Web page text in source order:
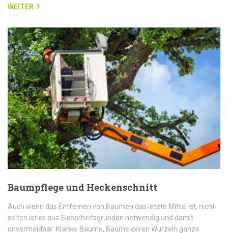
WEITER
Baumpflege und Heckenschnitt
Auch wenn das Entfernen von Bäumen das letzte Mittel ist, nicht
selten ist es aus Sicherheitsgründen notwendig und damit
unvermeidbar. Kranke Bäume, Bäume deren Wurzeln ganze